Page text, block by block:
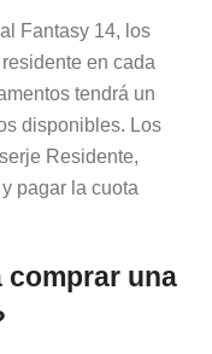
Fantasy 14, los
en cada
tendrá un
disponibles. Los
Residente,
pagar la cuota
comprar una